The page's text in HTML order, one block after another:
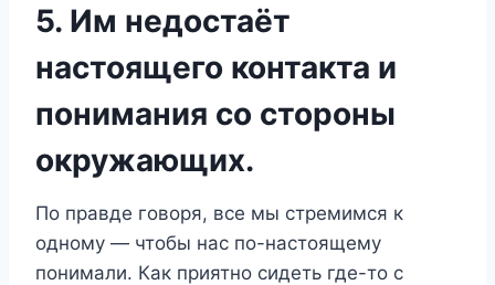
5. Им недостаёт
настоящего контакта и
понимания со стороны
окружающих.
По правде говоря, все мы стремимся к
одному — чтобы нас по-настоящему
понимали. Как приятно сидеть где-то с